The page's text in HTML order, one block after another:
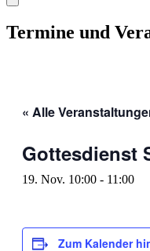
Termine und
« Alle
Gottesdienst
19. Nov. 10:00 - 11:00
Zum Kalender